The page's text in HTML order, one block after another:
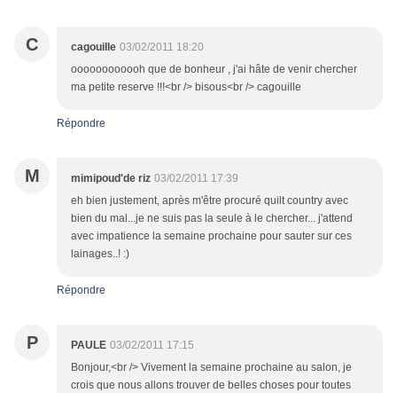
C cagouille 03/02/2011 18:20
oooooooooooh que de bonheur , j'ai hâte de venir chercher
ma petite reserve !!!<br /> bisous<br /> cagouille
Répondre
M mimipoud'de riz 03/02/2011 17:39
eh bien justement, après m'être procuré quilt country avec
bien du mal...je ne suis pas la seule à le chercher... j'attend
avec impatience la semaine prochaine pour sauter sur ces
lainages..! :)
Répondre
P PAULE 03/02/2011 17:15
Bonjour,<br /> Vivement la semaine prochaine au salon, je
crois que nous allons trouver de belles choses pour toutes